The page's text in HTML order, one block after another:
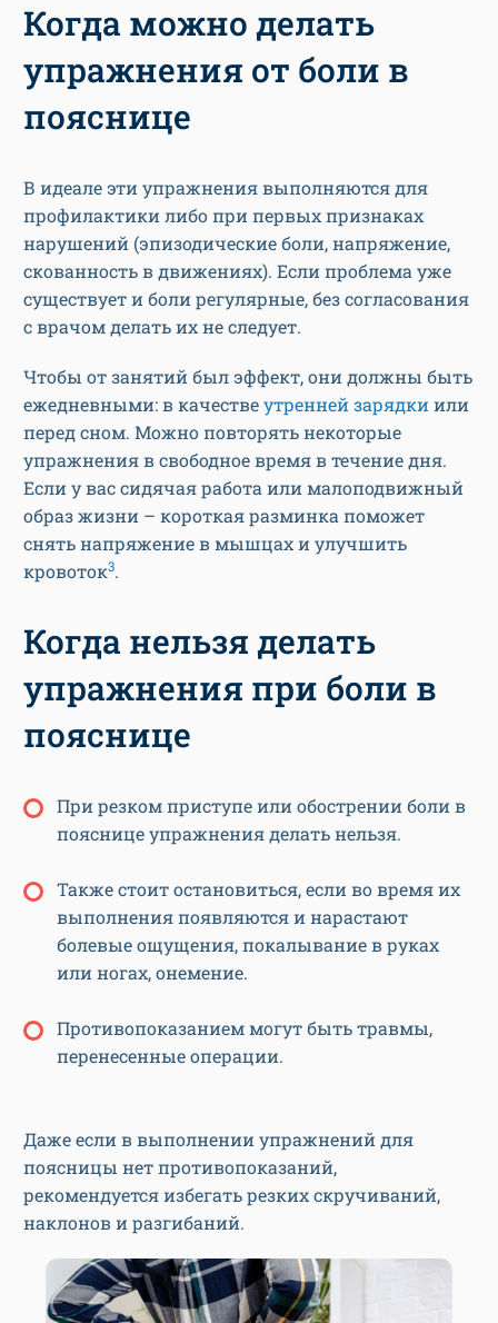
Когда можно делать
упражнения от боли в
пояснице
В идеале эти упражнения выполняются для
профилактики либо при первых признаках
нарушений (эпизодические боли, напряжение,
скованность в движениях). Если проблема уже
существует и боли регулярные, без согласования
с врачом делать их не следует.
Чтобы от занятий был эффект, они должны быть
ежедневными: в качествеутренней зарядкиили
перед сном. Можно повторять некоторые
упражнения в свободное время в течение дня.
Если у вас сидячая работа или малоподвижный
образ жизни – короткая разминка поможет
снять напряжение в мышцах и улучшить
кровоток3.
Когда нельзя делать
упражнения при боли в
пояснице
При резком приступе или обострении боли в
пояснице упражнения делать нельзя.
Также стоит остановиться, если во время их
выполнения появляются и нарастают
болевые ощущения, покалывание в руках
или ногах, онемение.
Противопоказанием могут быть травмы,
перенесенные операции.
Даже если в выполнении упражнений для
поясницы нет противопоказаний,
рекомендуется избегать резких скручиваний,
наклонов и разгибаний.